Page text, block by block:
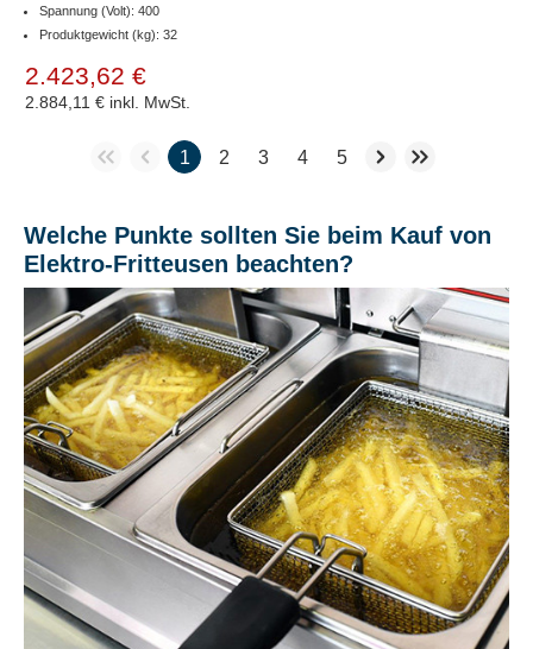
Spannung (Volt): 400
Produktgewicht (kg): 32
2.423,62 €
2.884,11 € inkl. MwSt.
1 2 3 4 5
Welche Punkte sollten Sie beim Kauf von
Elektro-Fritteusen beachten?